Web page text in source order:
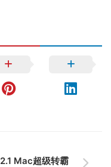
Mac超级转霸